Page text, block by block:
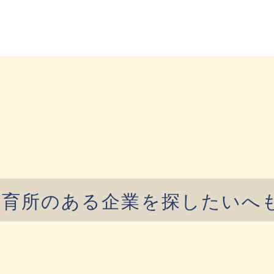
所のある企業を探したいへ